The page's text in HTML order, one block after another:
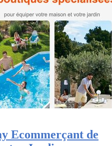
Ecommerçant de